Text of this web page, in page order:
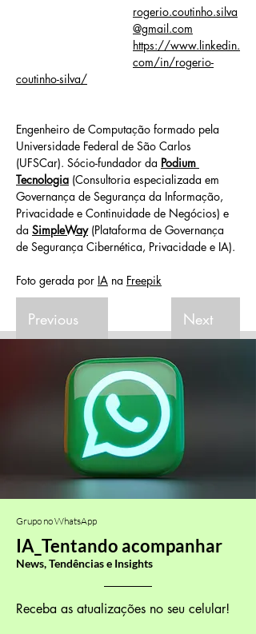
rogerio.coutinho.silva
@gmail.com
https://www.linkedin.
com/in/rogerio-
coutinho-silva/
Engenheiro de Computação formado pela
Universidade Federal de São Carlos
(UFSCar). Sócio-fundador da Podium
Tecnologia (Consultoria especializada em
Governança de Segurança da Informação,
Privacidade e Continuidade de Negócios) e
da SimpleWay (Plataforma de Governança
de Segurança Cibernética, Privacidade e IA).
Foto gerada por IA na Freepik
Previous Next
Grupo no WhatsApp
IA_Tentando acompanhar
News, Tendências e Insights
Receba as atualizações no seu celular!